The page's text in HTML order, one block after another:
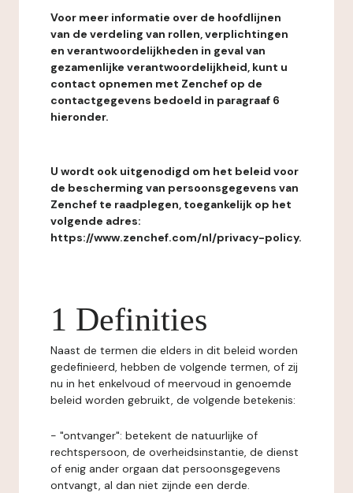
Voor meer informatie over de hoofdlijnen
van de verdeling van rollen, verplichtingen
en verantwoordelijkheden in geval van
gezamenlijke verantwoordelijkheid, kunt u
contact opnemen met Zenchef op de
contactgegevens bedoeld in paragraaf 6
hieronder.
U wordt ook uitgenodigd om het beleid voor
de bescherming van persoonsgegevens van
Zenchef te raadplegen, toegankelijk op het
volgende adres:
https://www.zenchef.com/nl/privacy-policy.
1 Definities
Naast de termen die elders in dit beleid worden
gedefinieerd, hebben de volgende termen, of zij
nu in het enkelvoud of meervoud in genoemde
beleid worden gebruikt, de volgende betekenis:
- "ontvanger": betekent de natuurlijke of
rechtspersoon, de overheidsinstantie, de dienst
of enig ander orgaan dat persoonsgegevens
ontvangt, al dan niet zijnde een derde.